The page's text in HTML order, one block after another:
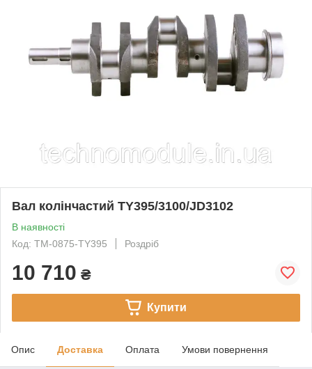
Вал колінчастий TY395/3100/JD3102
В наявності
Код: TM-0875-TY395
Роздріб
10 710 ₴
Купити
Опис Доставка Оплата Умови повернення